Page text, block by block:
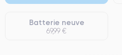
Batterie neuve
69,99 €